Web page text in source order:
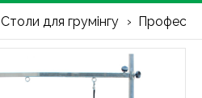
Столи для грумінгу